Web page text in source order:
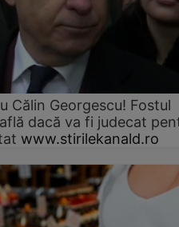
Călin Georgescu! Fostul
dacă va fi judecat
www.stirilekanald.ro